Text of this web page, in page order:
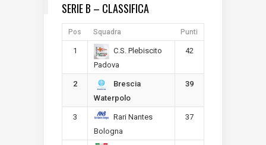
SERIE B – CLASSIFICA
Pos Squadra Punti
1
C.S. Plebiscito
Padova
42
2
Brescia
Waterpolo
39
3
Rari Nantes
Bologna
37